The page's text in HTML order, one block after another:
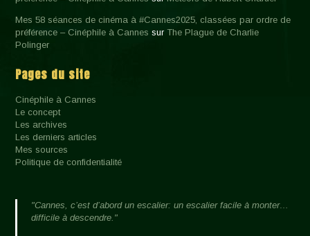
Mes 58 séances de cinéma à #Cannes2025, classées par ordre de
préférence – Cinéphile à Cannes surThe Plague de Charlie
Polinger
Pages du site
Cinéphile à Cannes
Le concept
Les archives
Les derniers articles
Mes sources
Politique de confidentialité
"Cannes, c’est d’abord un escalier: un escalier facile à monter…
difficile à descendre."